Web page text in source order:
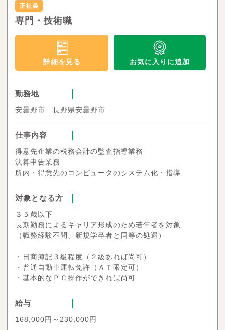
専門・技術職
詳細を見る お気に入りに追加
勤務地
安曇野市 長野県安曇野市
仕事内容
得意先企業の税務会計の監査指導業務
決算申告業務
所内・得意先のコンピュータのシステム化・指導
対象となる方
３５歳以下
長期勤務によるキャリア形成のため若年者を対象
（職務経験不問、新規学卒者と同等の処遇）
・日商簿記３級程度（２級あれば尚可）
・普通自動車運転免許（ＡＴ限定可）
・基本的なＰＣ操作ができれば尚可
給与
168,000円～230,000円